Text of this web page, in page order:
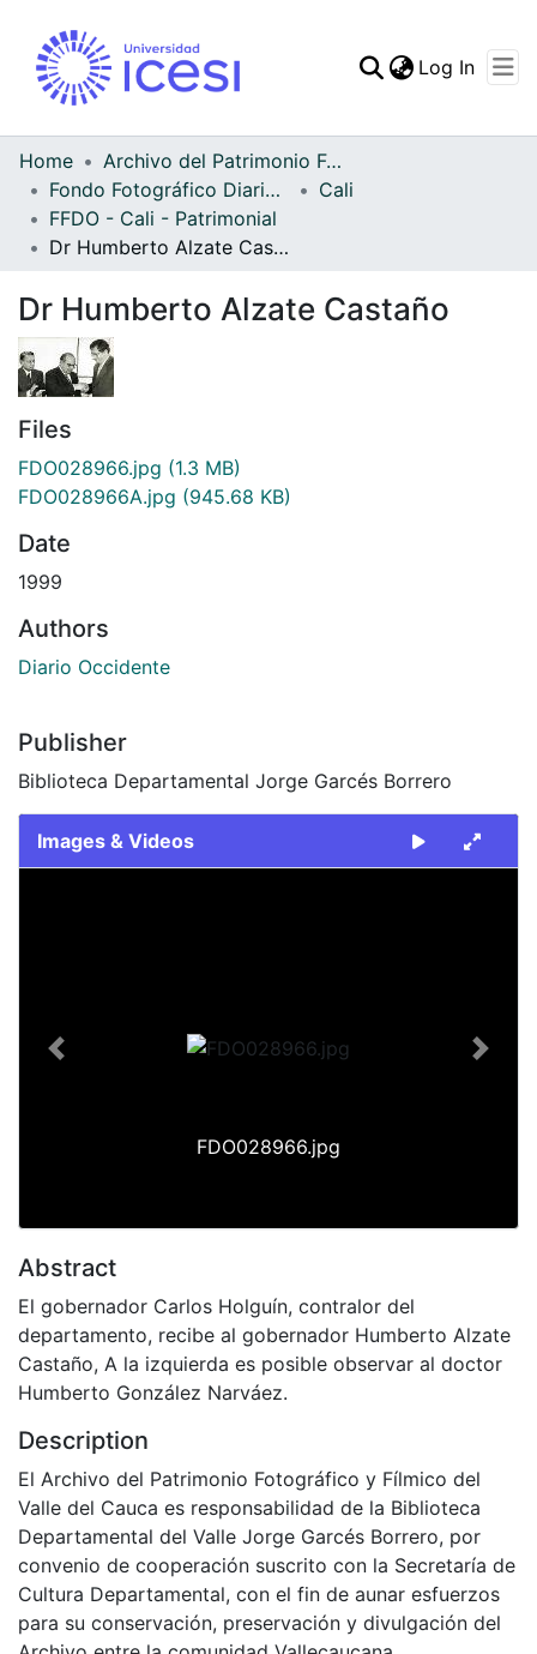
Statistics
Log In
Home
Archivo del Patrimonio Fotográfico y Fílmico del Valle del Cauca
Fondo Fotográfico Diario Occidente
Cali
FFDO - Cali - Patrimonial
Dr Humberto Alzate Castaño
Dr Humberto Alzate Castaño
Files
FDO028966.jpg (1.3 MB)
FDO028966A.jpg (945.68 KB)
Date
1999
Authors
Diario Occidente
Publisher
Biblioteca Departamental Jorge Garcés Borrero
Images & Videos
FDO028966.jpg
Previous Next
Abstract
El gobernador Carlos Holguín, contralor del
departamento, recibe al gobernador Humberto Alzate
Castaño, A la izquierda es posible observar al doctor
Humberto González Narváez.
Description
El Archivo del Patrimonio Fotográfico y Fílmico del
Valle del Cauca es responsabilidad de la Biblioteca
Departamental del Valle Jorge Garcés Borrero, por
convenio de cooperación suscrito con la Secretaría de
Cultura Departamental, con el fin de aunar esfuerzos
para su conservación, preservación y divulgación del